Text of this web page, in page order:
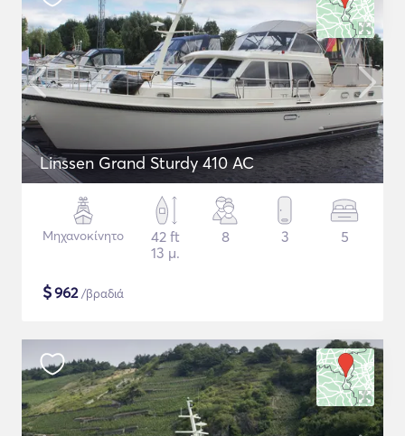
Linssen Grand Sturdy 410 AC
Μηχανοκίνητο
42 ft
13 μ.
8 3 5
$962/βραδιά